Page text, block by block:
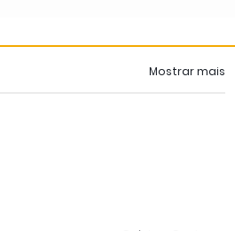
Mostrar mais